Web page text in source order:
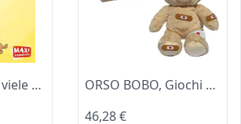
Greta will ganz viele Pflaster (MAXI Bilderbuch)
ORSO BOBO, Giochi Preziosi ALR00 Plüschbär mit elektronischen Funktionen, zur Pflege mit Pflastern und Bändern, spricht auf Französisch, Spielzeug für Kinder ab 3 Jahren
46,28 €